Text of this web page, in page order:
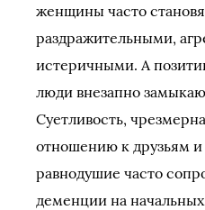
женщины часто
раздражительными,
истеричными. А
люди внезапно
Суетливость,
отношению к друзьям
равнодушие часто
деменции на начальных